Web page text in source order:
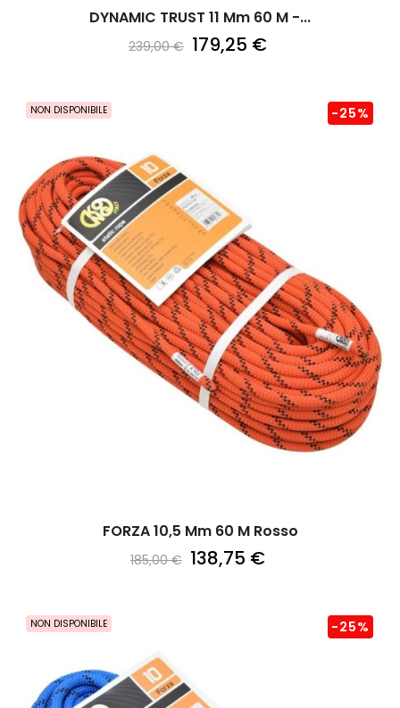
DYNAMIC TRUST 11 Mm 60 M -...
239,00 € 179,25 €
NON DISPONIBILE
FORZA 10,5 Mm 60 M Rosso
185,00 €
-25%
138,75 €
NON DISPONIBILE -25%